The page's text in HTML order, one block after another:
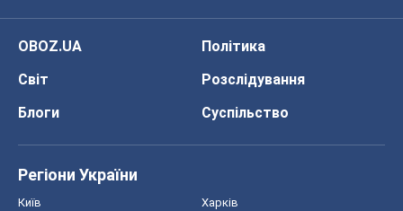
OBOZ.UA
Політика
Світ
Розслідування
Блоги
Суспільство
Регіони України
Київ Харків